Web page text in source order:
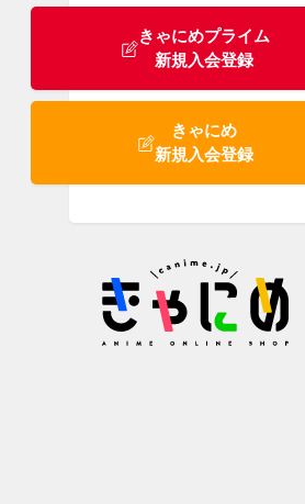
きゃにめプライム
新規入会登録
きゃにめ
新規入会登録